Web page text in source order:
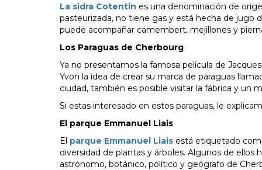
La sidra Cotentin es una denominación de
pasteurizada, no tiene gas y está hecha de jugo
puede acompañar camembert, mejillones y
Los Paraguas de Cherbourg
Ya no presentamos la famosa película de
Yvon la idea de crear su marca de paraguas
ciudad, también es posible visitar la fábrica y un
Si estas interesado en estos paraguas, le
El parque Emmanuel Liais
El parque Emmanuel Liais está etiquetado
diversidad de plantas y árboles. Algunos de ellos
astrónomo, botánico, político y geógrafo de